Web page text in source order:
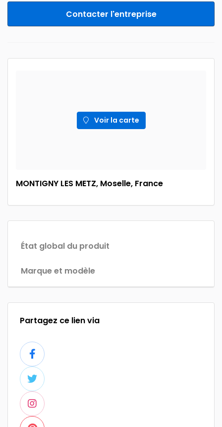
Contacter l'entreprise
Voir la carte
MONTIGNY LES METZ, Moselle, France
État global du produit
Marque et modèle
Partagez ce lien via